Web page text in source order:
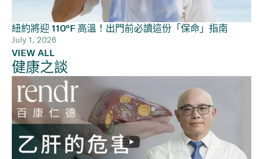
紐約將迎 110°F 高溫！出門前必讀這份「保命」指南
July 1, 2026
VIEW ALL
健康之談